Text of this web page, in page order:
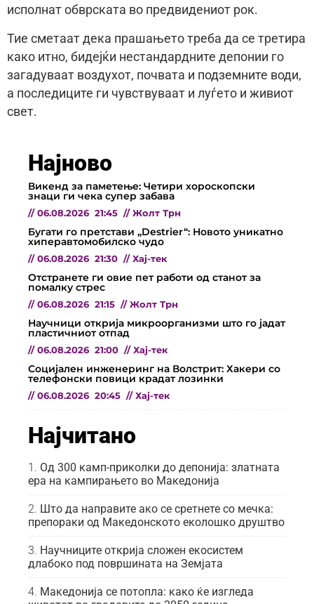
исполнат обврската во предвидениот рок.
Тие сметаат дека прашањето треба да се третира
како итно, бидејќи нестандардните депонии го
загадуваат воздухот, почвата и подземните води,
а последиците ги чувствуваат и луѓето и живиот
свет.
Најново
Викенд за паметење: Четири хороскопски
знаци ги чека супер забава
// 06.08.2026 21:45 // Жолт Трн
Бугати го претстави „Destrier“: Новото уникатно
хиперавтомобилско чудо
// 06.08.2026 21:30 // Хај-тек
Отстранете ги овие пет работи од станот за
помалку стрес
// 06.08.2026 21:15 // Жолт Трн
Научници открија микроорганизми што го јадат
пластичниот отпад
// 06.08.2026 21:00 // Хај-тек
Социјален инженеринг на Волстрит: Хакери со
телефонски повици крадат лозинки
// 06.08.2026 20:45 // Хај-тек
Најчитано
Од 300 камп-приколки до депонија: златната
ера на кампирањето во Македонија
Што да направите ако се сретнете со мечка:
препораки од Македонското еколошко друштво
Научниците открија сложен екосистем
длабоко под површината на Земјата
Македонија се потопла: како ќе изгледа